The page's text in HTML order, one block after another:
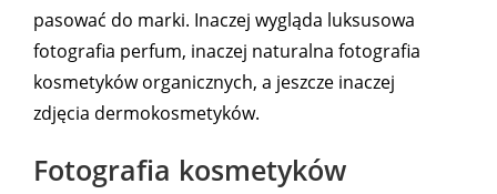
pasować do marki. Inaczej wygląda luksusowa
fotografia perfum, inaczej naturalna fotografia
kosmetyków organicznych, a jeszcze inaczej
zdjęcia dermokosmetyków.
Fotografia kosmetyków